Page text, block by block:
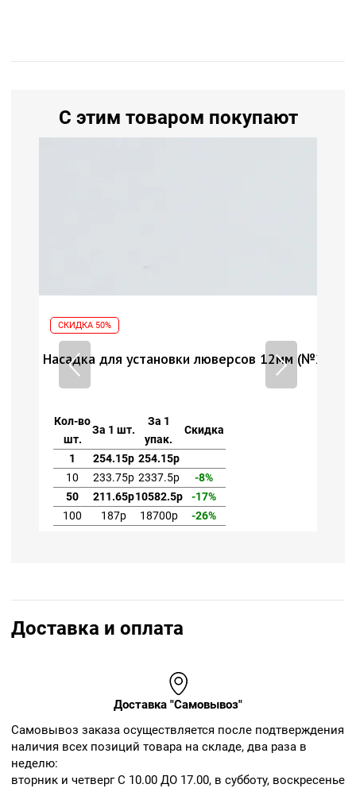
С этим товаром покупают
12мм (№26)Насадка для установки люверсов
Кол-во
шт.
За 1 шт.
1 254.15р
10
233.75р
50
211.65р
100
187р
Доставка и оплата
Доставка "Самовывоз"
Cамовывоз заказа осуществляется после подтверждения
наличия всех позиций товара на складе, два раза в
неделю:
вторник и четверг С 10.00 ДО 17.00, в субботу, воскресенье